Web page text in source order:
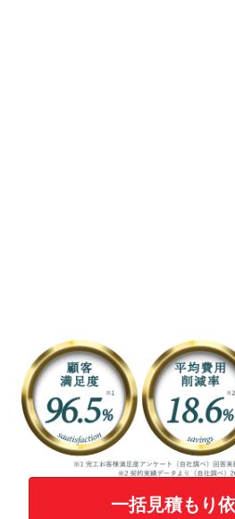
一括見積もり